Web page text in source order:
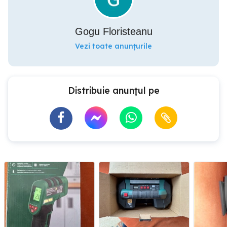
Gogu Floristeanu
Vezi toate anunțurile
Distribuie anunțul pe